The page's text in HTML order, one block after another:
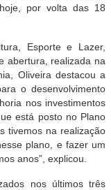
por volta das 18
Esporte e Lazer,
abertura, realizada na
Oliveira destacou a
o desenvolvimento
nos investimentos
está posto no Plano
tivemos na realização
plano, e fazer um
anos”, explicou.
nos últimos três